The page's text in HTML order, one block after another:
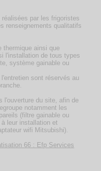
par les frigoristes
renseignements qualitatifs
thermique ainsi que
l'installation de tous types
système gainable ou
sont réservés au
l'ouverture du site, afin de
notamment les
(filtre gainable ou
leur installation et
wifi Mitsubishi).
66 : Efp Services